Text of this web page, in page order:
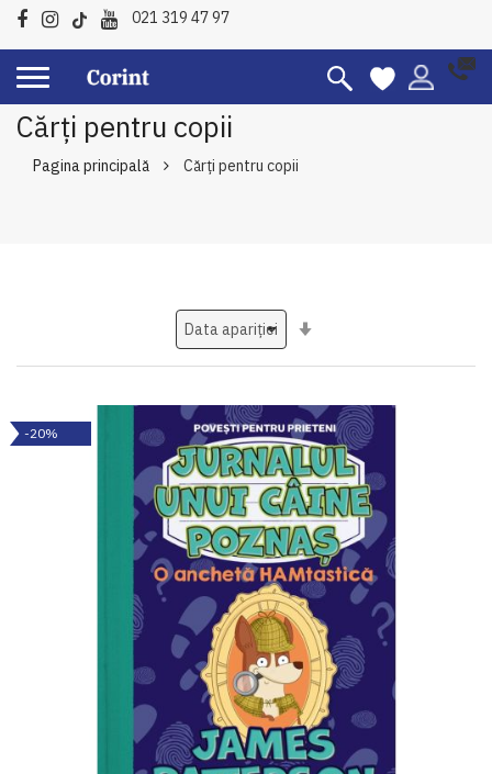
021 319 47 97
Cărți pentru copii
Pagina principală Cărți pentru copii
-20%